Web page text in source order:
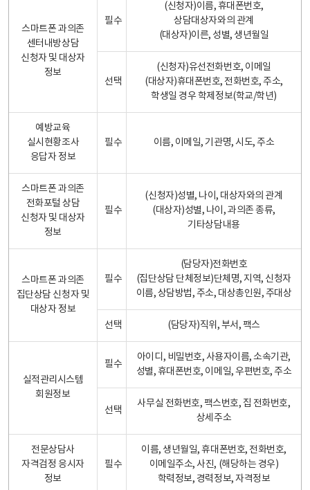
스마트폰 과의존
센터내방상담
신청자 및 대상자
정보
필수
(신청자)이름, 휴대폰번호,
상담대상자와의 관계
(대상자)이른, 성별, 생년월일
선택
(신청자)유선전화번호, 이메일
(대상자)휴대폰번호, 전화번호, 주소,
학생일 경우 학제정보(학교/학년)
예방교육
실시현황조사
응답자 정보
필수 이름, 이메일, 기관명, 시도, 주소
스마트폰 과의존
전화포털 상담
신청자 및 대상자
정보
필수
(신청자)성별, 나이, 대상자와의 관계
(대상자)성별, 나이, 과의존 종류,
기타상담내용
스마트폰 과의존
집단상담 신청자 및
대상자 정보
필수
(담당자)전화번호
(집단상담 단체정보)단체명, 지역, 신청자
이름, 상담방법, 주소, 대상총인원, 주대상
선택 (담당자)직위, 부서, 팩스
실적관리시스템
회원정보
필수
아이디, 비밀번호, 사용자이름, 소속기관,
성별, 휴대폰번호, 이메일, 우편번호, 주소
선택
사무실 전화번호, 팩스번호, 집 전화번호,
상세주소
전문상담사
자격검정 응시자
정보
필수
이름, 생년월일, 휴대폰번호, 전화번호,
이메일주소, 사진, (해당하는 경우)
학력정보, 경력정보, 자격정보